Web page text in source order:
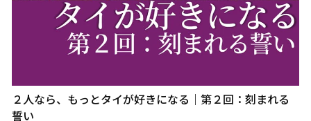
２人なら、もっとタイが好きになる｜第２回：刻まれる
誓い